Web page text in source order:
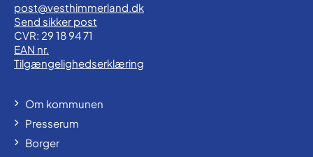
post@vesthimmerland.dk
Send sikker post
CVR: 29 18 94 71
EAN nr.
Tilgængelighedserklæring
Om kommunen
Presserum
Borger